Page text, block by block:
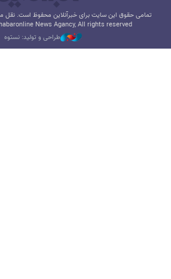
تمامی حقوق این سایت برای خبرآنلاین محفوظ است. نقل
News Agancy, All rights reserved
طراحی و تولید: نستوه